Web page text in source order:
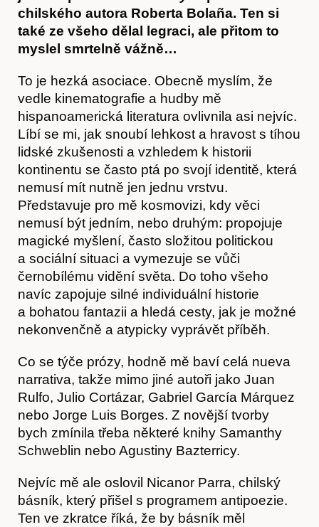
Kontakt
chilského autora Roberta Bolaña. Ten si
také ze všeho dělal legraci, ale přitom to
myslel smrtelně vážně…
To je hezká asociace. Obecně myslím, že
vedle kinematografie a hudby mě
hispanoamerická literatura ovlivnila asi nejvíc.
Líbí se mi, jak snoubí lehkost a hravost s tíhou
lidské zkušenosti a vzhledem k historii
kontinentu se často ptá po svojí identitě, která
nemusí mít nutně jen jednu vrstvu.
Představuje pro mě kosmovizi, kdy věci
nemusí být jedním, nebo druhým: propojuje
magické myšlení, často složitou politickou
a sociální situaci a vymezuje se vůči
černobílému vidění světa. Do toho všeho
navíc zapojuje silné individuální historie
a bohatou fantazii a hledá cesty, jak je možné
nekonvenčně a atypicky vyprávět příběh.
Co se týče prózy, hodně mě baví celá nueva
narrativa, takže mimo jiné autoři jako Juan
Rulfo, Julio Cortázar, Gabriel García Márquez
nebo Jorge Luis Borges. Z novější tvorby
bych zmínila třeba některé knihy Samanthy
Schweblin nebo Agustiny Bazterricy.
Nejvíc mě ale oslovil Nicanor Parra, chilský
básník, který přišel s programem antipoezie.
Ten ve zkratce říká, že by básník měl